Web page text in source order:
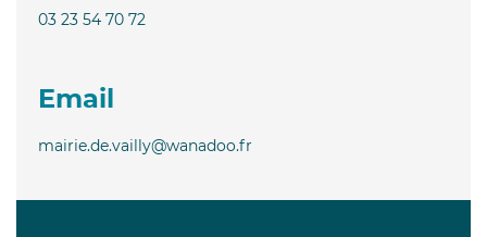
03 23 54 70 72
Email
mairie.de.vailly@wanadoo.fr